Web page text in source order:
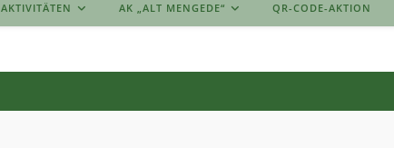
AKTIVITÄTEN AK „ALT MENGEDE“ QR-CODE-AKTION